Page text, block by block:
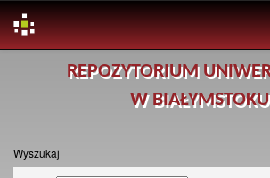
REPOZYTORIUM
W BIAŁYMSTOKU
Wyszukaj